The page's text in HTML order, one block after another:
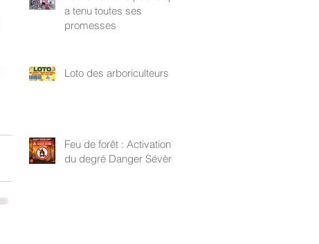
a tenu toutes ses
promesses
Loto des arboriculteurs
Feu de forêt : Activation
du degré Danger Sévère